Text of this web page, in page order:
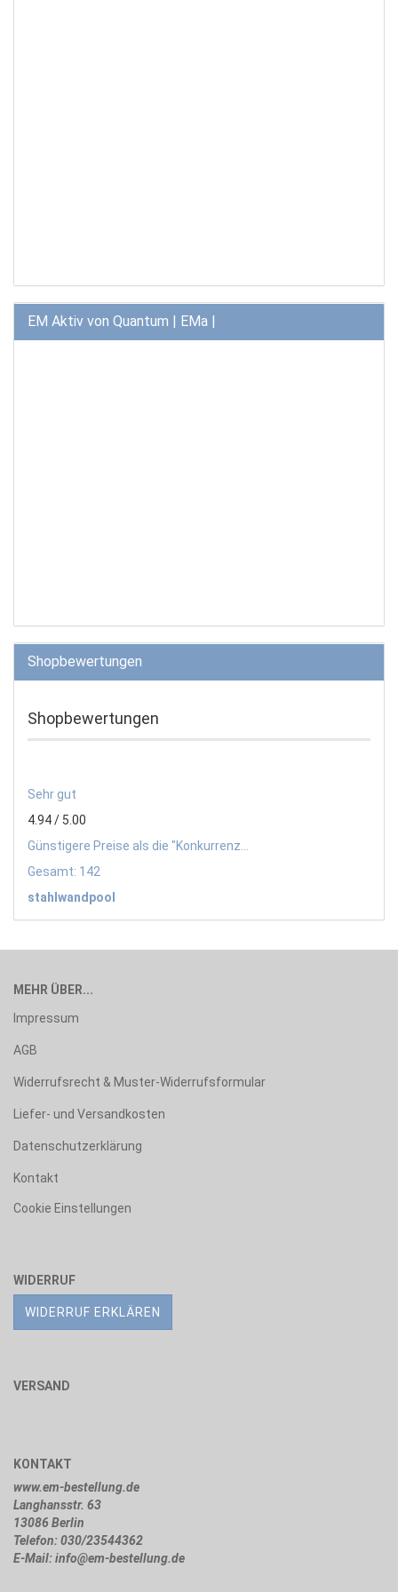
EM Aktiv von Quantum | EMa |
Shopbewertungen
Shopbewertungen
Sehr gut
4.94 / 5.00
Günstigere Preise als die "Konkurrenz...
Gesamt: 142
stahlwandpool
MEHR ÜBER...
Impressum
AGB
Widerrufsrecht & Muster-Widerrufsformular
Liefer- und Versandkosten
Datenschutzerklärung
Kontakt
Cookie Einstellungen
WIDERRUF
WIDERRUF ERKLÄREN
VERSAND
KONTAKT
www.em-bestellung.de
Langhansstr. 63
13086 Berlin
Telefon: 030/23544362
E-Mail: info@em-bestellung.de